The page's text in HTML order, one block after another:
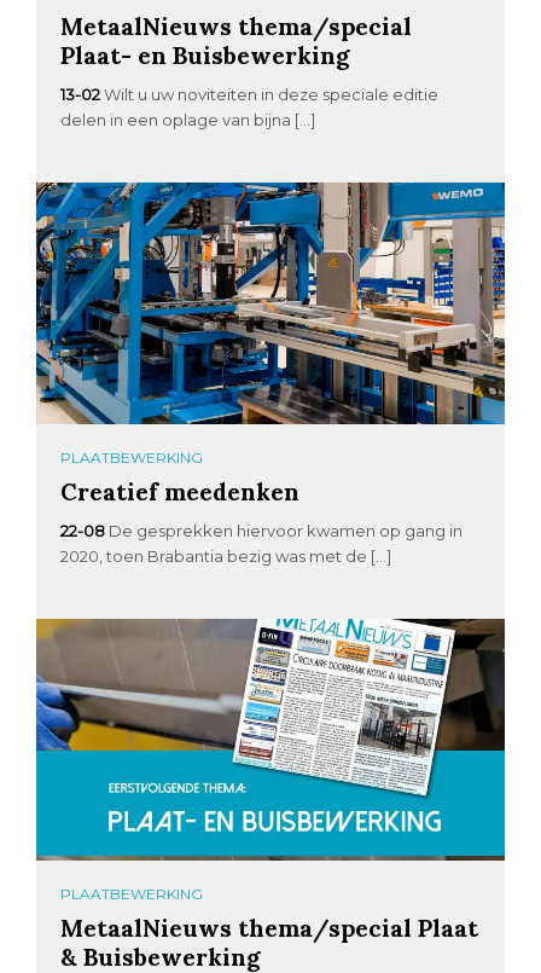
MetaalNieuws thema/special
Plaat- en Buisbewerking
13-02 Wilt u uw noviteiten in deze speciale editie
delen in een oplage van bijna […]
PLAATBEWERKING
Creatief meedenken
22-08 De gesprekken hiervoor kwamen op gang in
2020, toen Brabantia bezig was met de […]
PLAATBEWERKING
MetaalNieuws thema/special Plaat
& Buisbewerking